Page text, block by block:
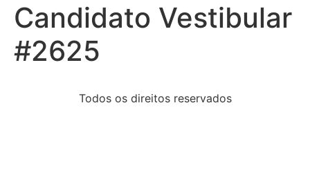
Candidato Vestibular
#2625
Todos os direitos reservados